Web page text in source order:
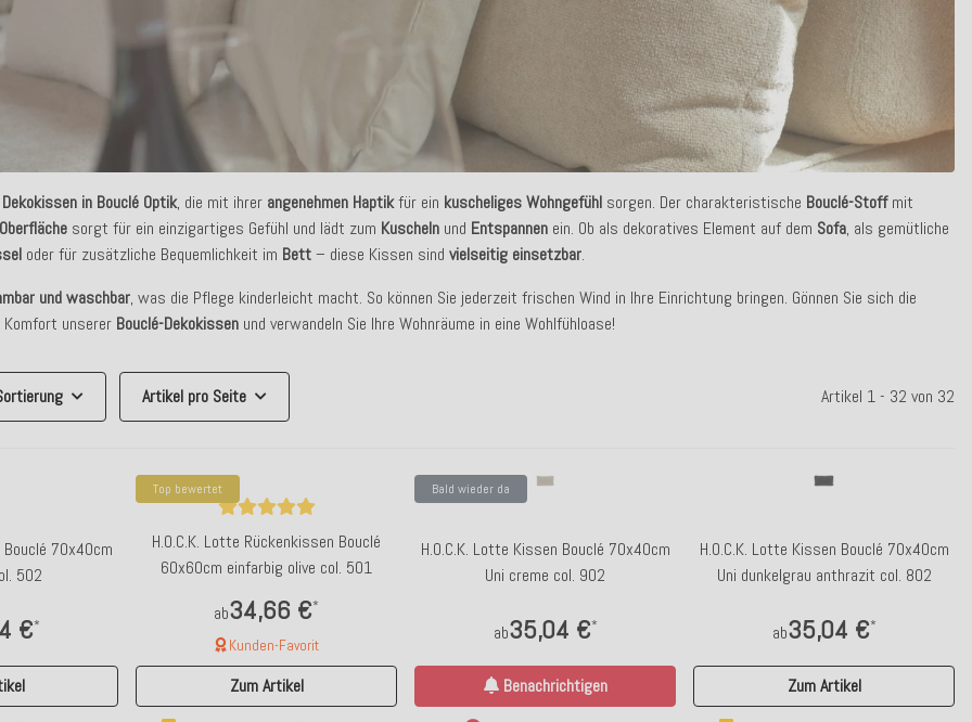
Dekokissen in Bouclé Optik, die mit ihrer angenehmen Haptikfür ein kuscheliges Wohngefühl sorgen. Der charakteristische Bouclé-Stoffmit
sorgt für ein einzigartiges Gefühl und lädt zum Kuscheln und Entspannen ein. Ob als dekoratives Element auf dem Sofa, als gemütliche
oder für zusätzliche Bequemlichkeit im Bett– diese Kissen sind vielseitig einsetzbar.
und waschbar, was die Pflege kinderleicht macht. So können Sie jederzeit frischen Wind in Ihre Einrichtung bringen. Gönnen Sie sich die
Komfort unserer Bouclé-Dekokissen und verwandeln Sie Ihre Wohnräume in eine Wohlfühloase!
Artikel pro Seite Artikel 1 - 32 von 32
Bouclé 70x40cm
502
€*
Top bewertet
H.O.C.K. Lotte Rückenkissen Bouclé
60x60cm einfarbig olive col. 501
ab34,66 €*
Kunden-Favorit
Zum Artikel
Bald wieder da
H.O.C.K. Lotte Kissen Bouclé 70x40cm
Uni creme col. 902
ab35,04 €*
Benachrichtigen
H.O.C.K. Lotte Kissen Bouclé 70x40cm
Uni dunkelgrau anthrazit col. 802
ab35,04 €*
Zum Artikel